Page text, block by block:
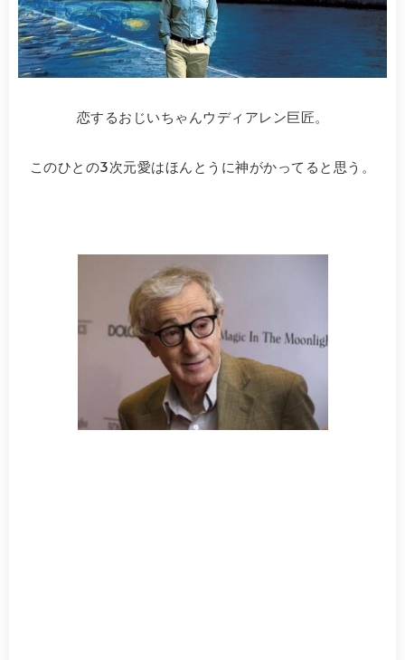
恋するおじいちゃんウディアレン巨匠。
このひとの3次元愛はほんとうに神がかってると思う。